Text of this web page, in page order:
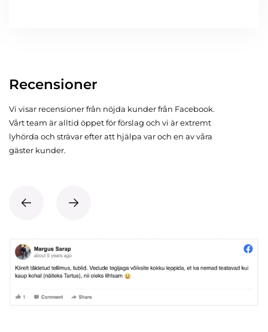
Recensioner
Vi visar recensioner från nöjda kunder från Facebook.
Vårt team är alltid öppet för förslag och vi är extremt
lyhörda och strävar efter att hjälpa var och en av våra
gäster kunder.